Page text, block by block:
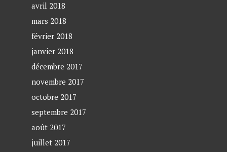
avril 2018
mars 2018
février 2018
janvier 2018
décembre 2017
novembre 2017
octobre 2017
septembre 2017
août 2017
juillet 2017